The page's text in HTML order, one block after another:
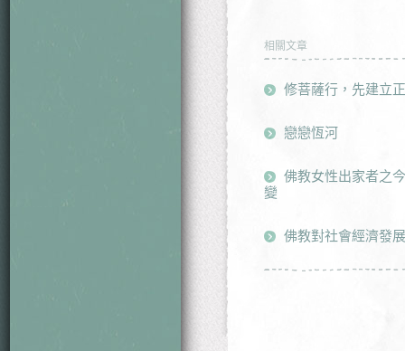
相關文章
修菩薩行，先建立
戀戀恆河
佛教女性出家者之
變
佛教對社會經濟發